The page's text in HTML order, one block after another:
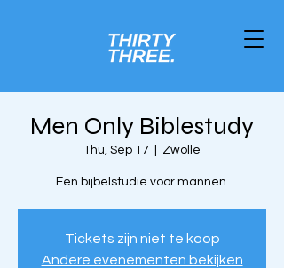
Men Only Biblestudy
Thu, Sep 17 Zwolle
Een bijbelstudie voor mannen.
Tickets zijn niet te koop
Andere evenementen bekijken